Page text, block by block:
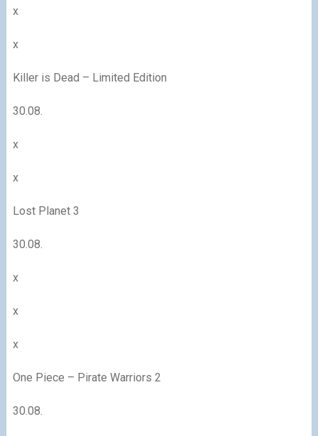
x
x
Killer is Dead – Limited Edition
30.08.
x
x
Lost Planet 3
30.08.
x
x
x
One Piece – Pirate Warriors 2
30.08.